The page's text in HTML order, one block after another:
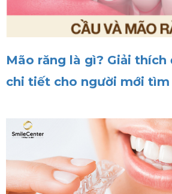
Mão răng là gì? Giải thích
chi tiết cho người mới tìm